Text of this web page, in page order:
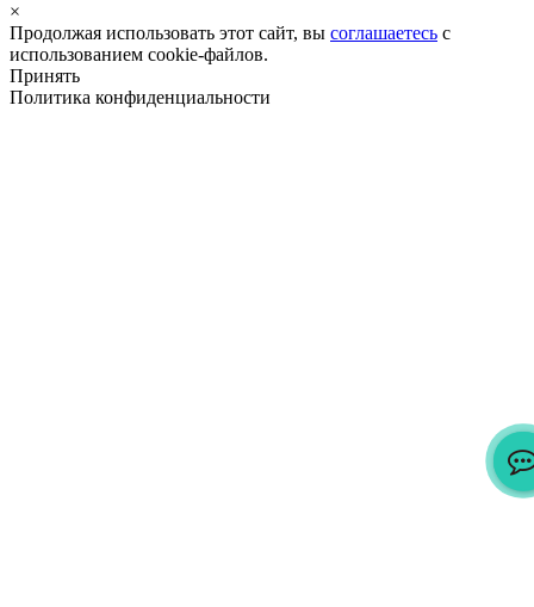
×
Продолжая использовать этот сайт, вы соглашаетесь с
использованием cookie-файлов.
Принять
Политика конфиденциальности